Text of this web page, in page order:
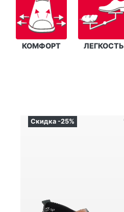
КОМФОРТ ЛЕГКОСТЬ
Скидка -25%